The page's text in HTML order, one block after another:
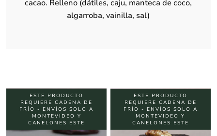
cacao. Relleno (dátiles, caju, manteca de coco,
algarroba, vainilla, sal)
ESTE PRODUCTO
REQUIERE CADENA DE
FRÍO - ENVÍOS SOLO A
MONTEVIDEO Y
CANELONES ESTE
ESTE PRODUCTO
REQUIERE CADENA DE
FRÍO - ENVÍOS SOLO A
MONTEVIDEO Y
CANELONES ESTE